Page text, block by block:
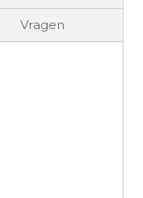
Vragen